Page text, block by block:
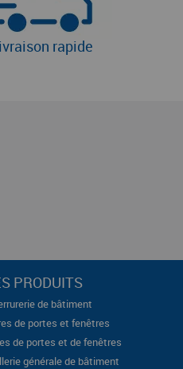
rapide
PRODUITS
de bâtiment
de portes et fenêtres
de portes et de fenêtres
générale de bâtiment